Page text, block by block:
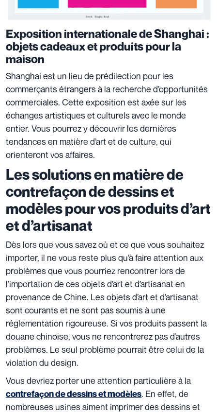
Exposition internationale de Shanghai :
objets cadeaux et produits pour la
maison
Shanghai est un lieu de prédilection pour les
commerçants étrangers à la recherche d’opportunités
commerciales. Cette exposition est axée sur les
échanges artistiques et culturels avec le monde
entier. Vous pourrez y découvrir les dernières
tendances en matière d’art et de culture, qui
orienteront vos affaires.
Les solutions en matière de
contrefaçon de dessins et
modèles pour vos produits d’art
et d’artisanat
Dès lors que vous savez où et ce que vous souhaitez
importer, il ne vous reste plus qu’à faire attention aux
problèmes que vous pourriez rencontrer lors de
l’importation de ces objets d’art et d’artisanat en
provenance de Chine. Les objets d’art et d’artisanat
sont courants et ne sont pas soumis à une
réglementation rigoureuse. Si vos produits passent la
douane chinoise, vous ne rencontrerez pas d’autres
problèmes. Le seul problème pourrait être celui de la
violation du design.
Vous devriez porter une attention particulière à la
contrefaçon de dessins et modèles. En effet, de
nombreuses usines aiment imprimer des dessins et